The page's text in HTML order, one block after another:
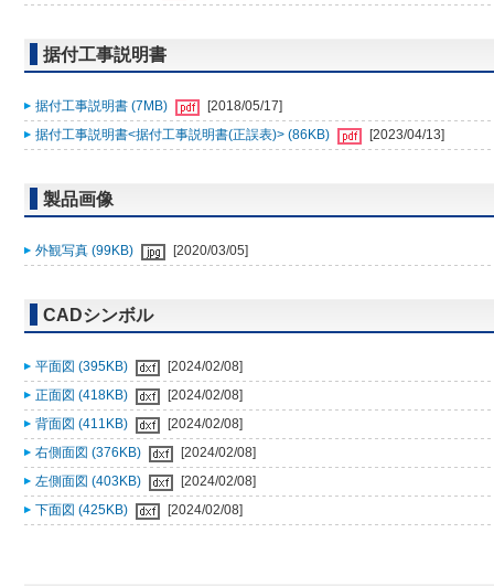
据付工事説明書
据付工事説明書 (7MB)
[2018/05/17]
据付工事説明書<据付工事説明書(正誤表)> (86KB)
[2023/04/13]
製品画像
外観写真 (99KB) [2020/03/05]
CADシンボル
平面図 (395KB)
[2024/02/08]
正面図 (418KB)
[2024/02/08]
背面図 (411KB)
[2024/02/08]
右側面図 (376KB)
[2024/02/08]
左側面図 (403KB)
[2024/02/08]
下面図 (425KB)
[2024/02/08]